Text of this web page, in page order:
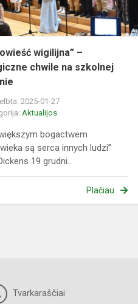
wigilijna” –
chwile na szkolnej
2025-01-27
Aktualijos
bogactwem
są serca innych ludzi”
19 grudni...
Plačiau
Tvarkaraščiai